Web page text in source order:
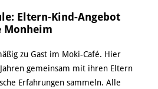
Eltern-Kind-Angebot
Monheim
zu Gast im Moki-Café. Hier
gemeinsam mit ihren Eltern
Erfahrungen sammeln. Alle